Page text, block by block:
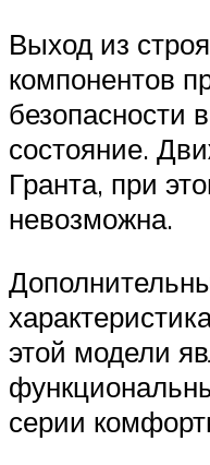
Выход из
компонентов
безопасности
состояние.
Гранта, при
невозможна.
этой модели
серии